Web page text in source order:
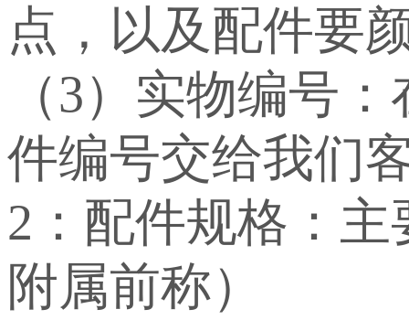
点，以及配件要
（3）实物编号
件编号交给我们
2：配件规格：
附属前称）